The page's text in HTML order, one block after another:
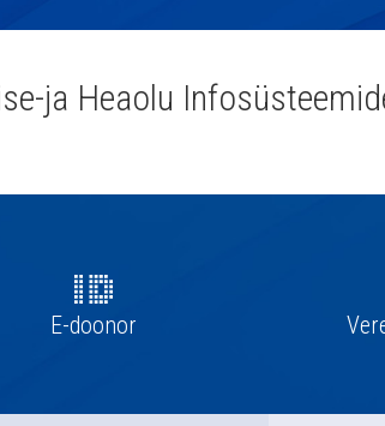
ja Heaolu
E-doonor